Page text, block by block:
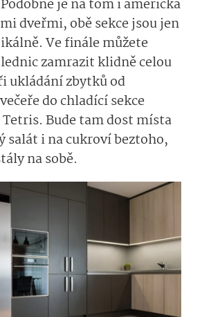
je na tom i americká
dveřmi, obě sekce jsou jen
Ve finále můžete
zamrazit klidně celou
ukládání zbytků od
do chladící sekce
Bude tam dost místa
salát i na cukroví beztoho,
na sobě.